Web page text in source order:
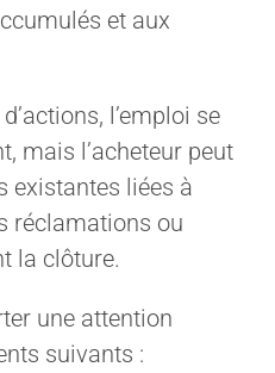
et aux
l’emploi se
mais l’acheteur peut
existantes liées à
réclamations ou
la clôture.
une attention
suivants :